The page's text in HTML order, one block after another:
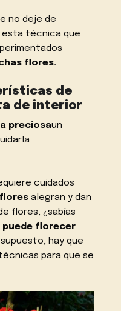
no deje de
técnica que
flores..
de
de interior
preciosaun
cuidados
alegran y dan
flores, ¿sabías
puede florecer
supuesto, hay que
para que se